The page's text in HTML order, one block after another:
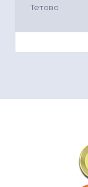
Тетово